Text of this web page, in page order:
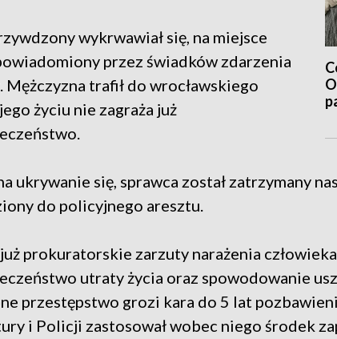
wykrwawiał się, na miejsce
przez świadków zdarzenia
trafił do wrocławskiego
życiu nie zagraża już
ukrywanie się, sprawca został zatrzymany
do policyjnego aresztu.
już prokuratorskie zarzuty narażenia
utraty życia oraz spowodowanie
przestępstwo grozi kara do 5 lat
i Policji zastosował wobec niego środek